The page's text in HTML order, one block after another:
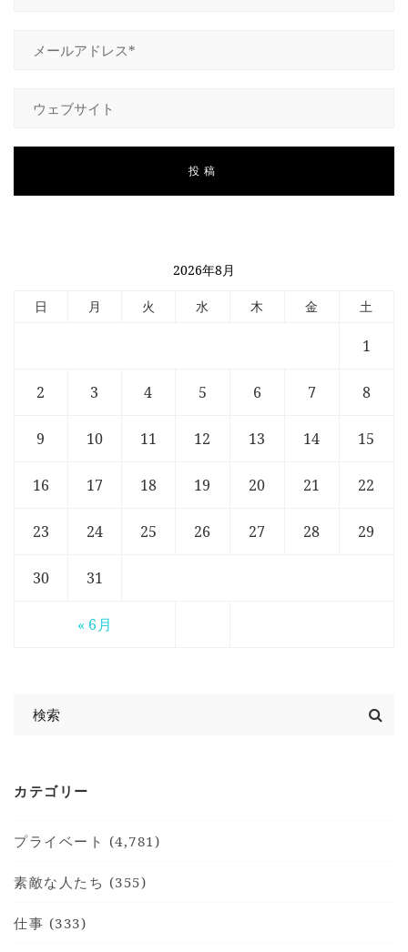
2026年8月
日 月 火 水 木 金 土
« 6月
1
2 3 4 5 6 7 8
9 10 11 12 13 14 15
16 17 18 19 20 21 22
23 24 25 26 27 28 29
30 31
カテゴリー
プライベート (4,781)
素敵な人たち (355)
仕事 (333)